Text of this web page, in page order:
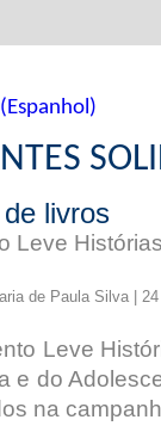
livros
Leve Histórias
de Paula Silva | 24
Leve
e do
na